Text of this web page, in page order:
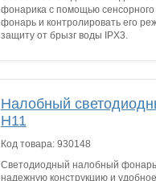
фонарика с помощью сенсорного
фонарь и контролировать его
защиту от брызг воды IPX3.
Налобный
H11
Код товара: 930148
Светодиодный налобный
надежную конструкцию и